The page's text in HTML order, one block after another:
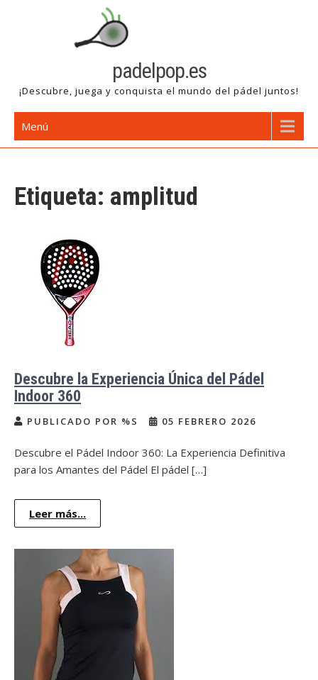
padelpop.es
¡Descubre, juega y conquista el mundo del pádel juntos!
Menú
Etiqueta: amplitud
Descubre la Experiencia Única del Pádel
Indoor 360
PUBLICADO POR %S 05 FEBRERO 2026
Descubre el Pádel Indoor 360: La Experiencia Definitiva
para los Amantes del Pádel El pádel […]
Leer más...